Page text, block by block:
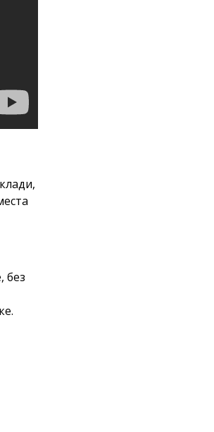
без